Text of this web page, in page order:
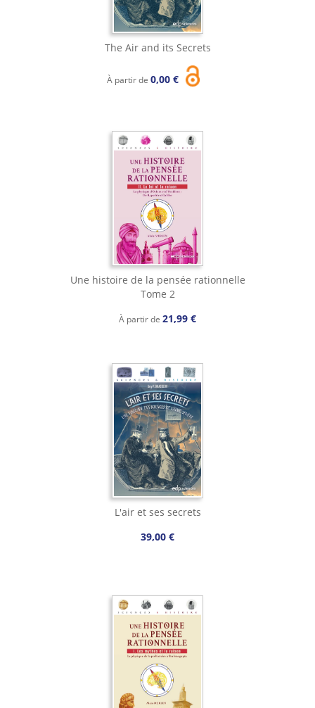
The Air and its Secrets
À partir de 0,00 €
Une histoire de la pensée rationnelle
Tome 2
À partir de 21,99 €
L'air et ses secrets
39,00 €